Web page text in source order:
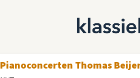
Pianoconcerten Thomas